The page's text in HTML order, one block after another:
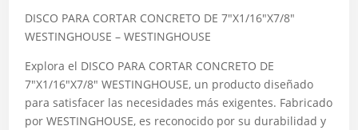
DISCO PARA CORTAR CONCRETO DE 7″X1/16″X7/8″
WESTINGHOUSE – WESTINGHOUSE
Explora el DISCO PARA CORTAR CONCRETO DE
7″X1/16″X7/8″ WESTINGHOUSE, un producto diseñado
para satisfacer las necesidades más exigentes. Fabricado
por WESTINGHOUSE, es reconocido por su durabilidad y